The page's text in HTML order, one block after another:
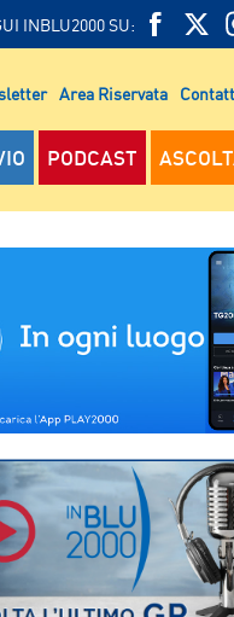
INBLU2000 SU:
Area Riservata
PODCAST